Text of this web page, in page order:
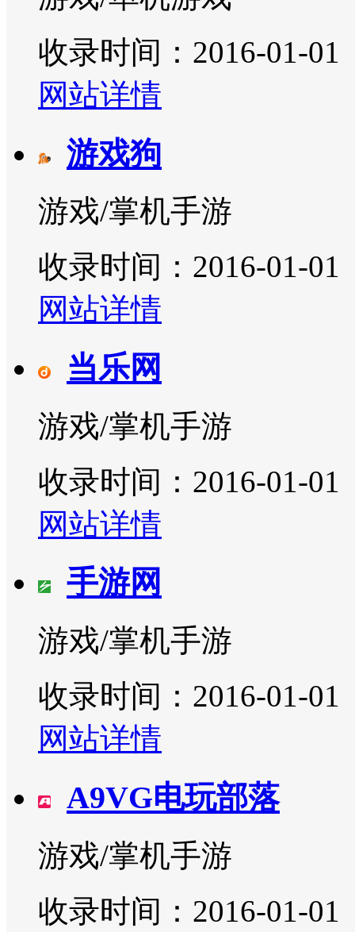
收录时间：2016-01-01
网站详情
游戏狗
游戏/掌机手游
收录时间：2016-01-01
网站详情
当乐网
游戏/掌机手游
收录时间：2016-01-01
网站详情
手游网
游戏/掌机手游
收录时间：2016-01-01
网站详情
A9VG电玩部落
游戏/掌机手游
收录时间：2016-01-01